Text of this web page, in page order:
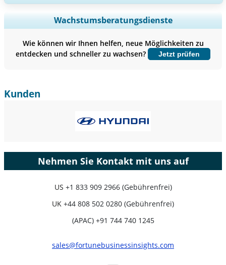
Regionale und länderspezifische Abdeckung erweitern,
Segmentanalyse, Unternehmensprofile, Wettbewerbs-
Jetzt anpassen
Wachstumsberatungsdienste
Wie können wir Ihnen helfen, neue Möglichkeiten zu
entdecken und schneller zu wachsen?
Jetzt prüfen
Kunden
Nehmen Sie Kontakt mit uns auf
US +1 833 909 2966 (Gebührenfrei)
UK +44 808 502 0280 (Gebührenfrei)
(APAC) +91 744 740 1245
sales@fortunebusinessinsights.com